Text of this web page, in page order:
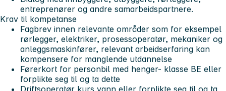
entreprenører og andre samarbeidspartnere.
Krav til kompetanse
Fagbrev innen relevante områder som for eksempel
rørlegger, elektriker, prosessoperatør, mekaniker og
anleggsmaskinfører, relevant arbeidserfaring kan
kompensere for manglende utdannelse
Førerkort for personbil med henger- klasse BE eller
forplikte seg til og ta dette
Driftsoperatør kurs vann eller forplikte seg til og ta